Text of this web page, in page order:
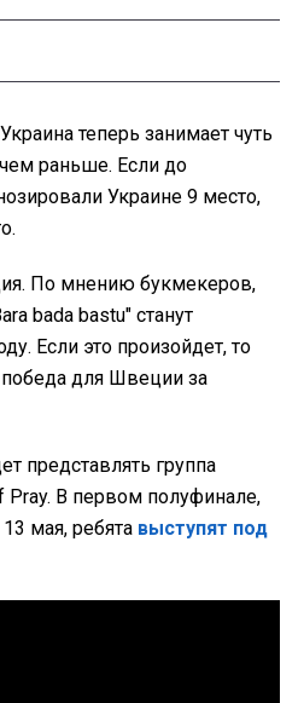
теперь занимает чуть
раньше. Если до
Украине 9 место,
По мнению букмекеров,
bada bastu" станут
Если это произойдет, то
для Швеции за
представлять группа
Pray. В первом полуфинале,
мая, ребята выступят под